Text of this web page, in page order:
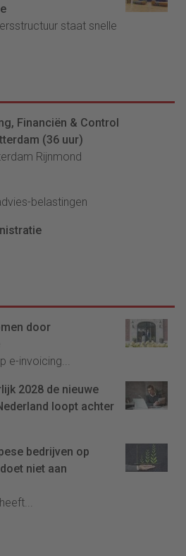
staat snelle
Financiën & Control
(36 uur)
Rijnmond
belastingen
door
e-invoicing...
2028 de nieuwe
loopt achter
bedrijven op
niet aan